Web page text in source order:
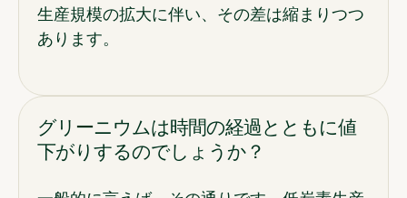
生産規模の拡大に伴い、その差は縮まりつつ
あります。
グリーニウムは時間の経過とともに値
下がりするのでしょうか？